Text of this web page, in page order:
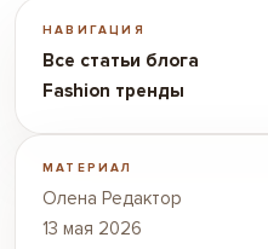
НАВИГАЦИЯ
Все статьи блога
Fashion тренды
МАТЕРИАЛ
Олена Редактор
13 мая 2026